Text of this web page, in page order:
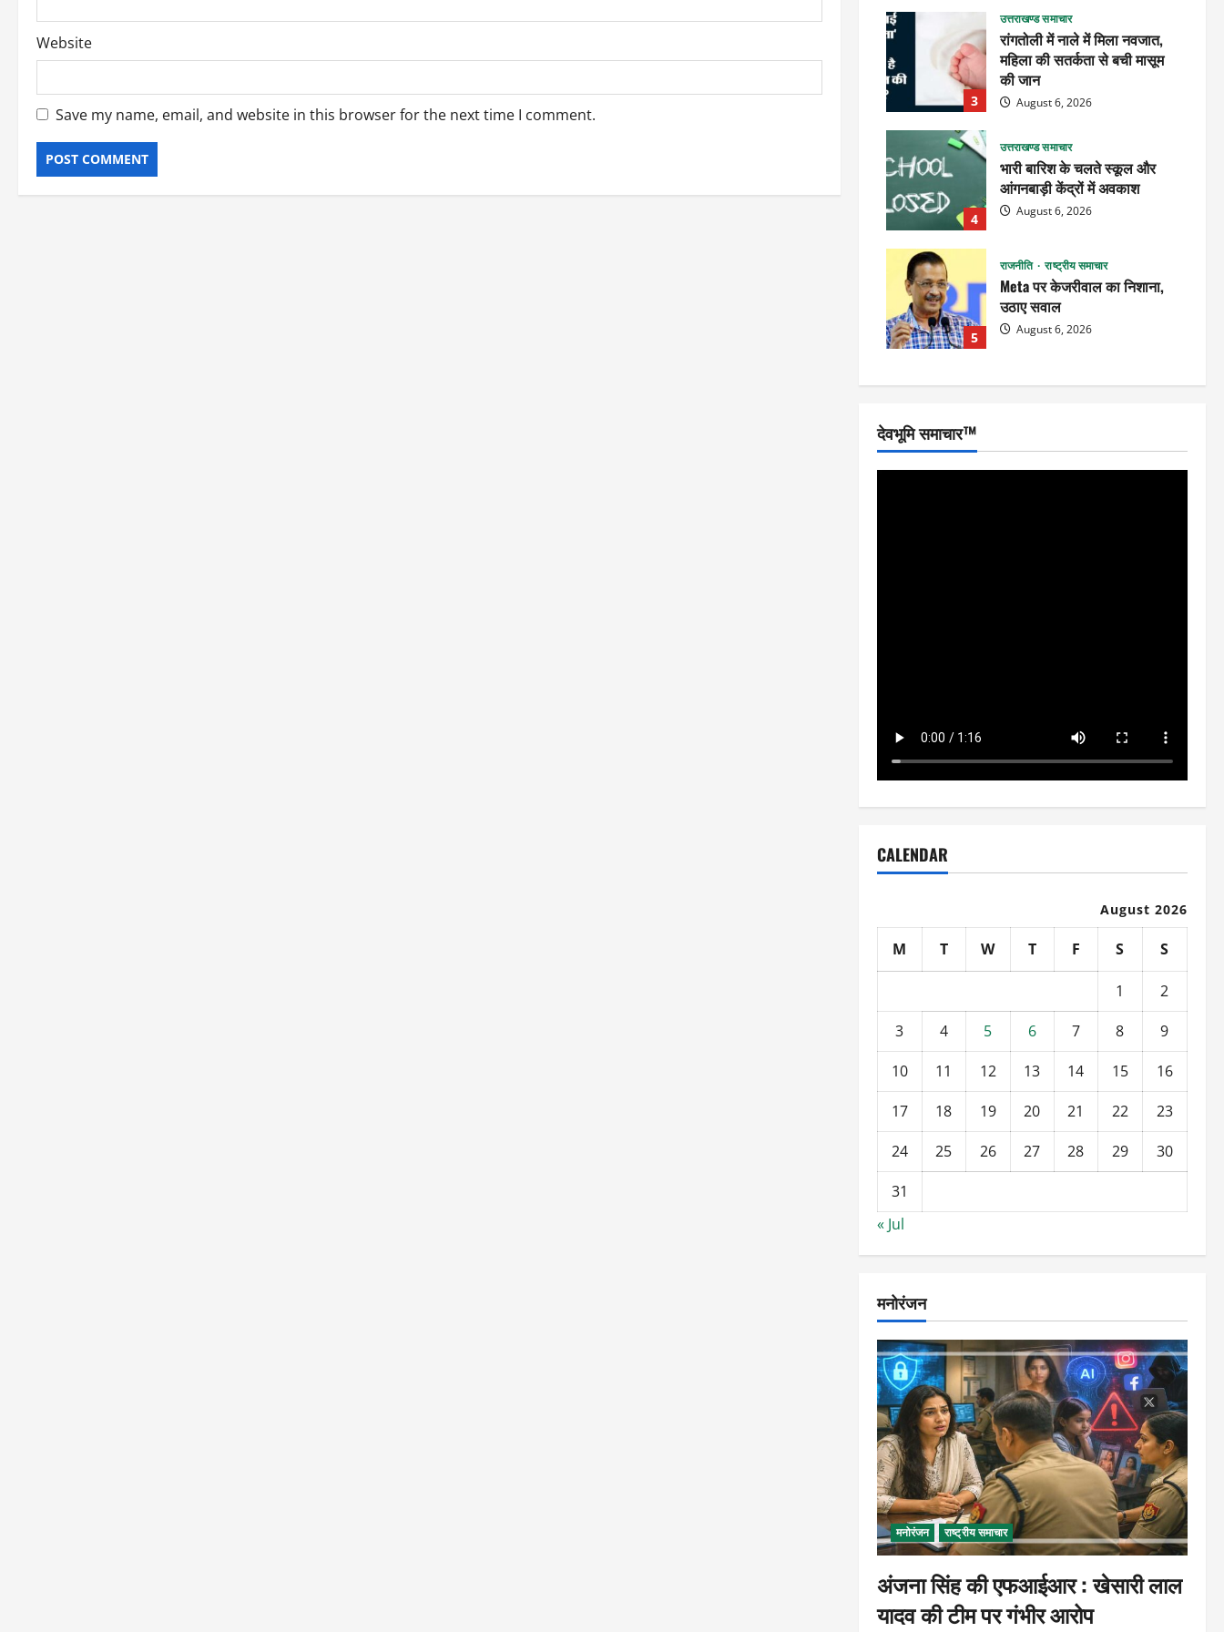
Website
Save my name, email, and website in this browser for the next time I comment.
3
उत्तराखण्ड समाचार
रांगतोली में नाले में मिला नवजात,
महिला की सतर्कता से बची मासूम
की जान
August 6, 2026
4
उत्तराखण्ड समाचार
भारी बारिश के चलते स्कूल और
आंगनबाड़ी केंद्रों में अवकाश
August 6, 2026
5
राजनीति राष्ट्रीय समाचार
Meta पर केजरीवाल का निशाना,
उठाए सवाल
August 6, 2026
देवभूमि समाचार™
CALENDAR
August 2026
M T W T F S S
1
2
3
4 5 6 7 8
9
10
11 12 13 14 15
16
17
18 19 20 21 22
23
24
25 26 27 28 29
30
31
« Jul
मनोरंजन
मनोरंजन राष्ट्रीय समाचार
अंजना सिंह की एफआईआर : खेसारी लाल
यादव की टीम पर गंभीर आरोप